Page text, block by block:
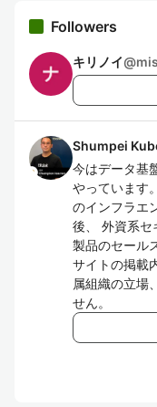
Followers
キリノイ@
Shumpei
今はデータ基
やっています
のインフラエ
後、 外資系セ
製品のセール
サイトの掲載
属組織の立場
せん。